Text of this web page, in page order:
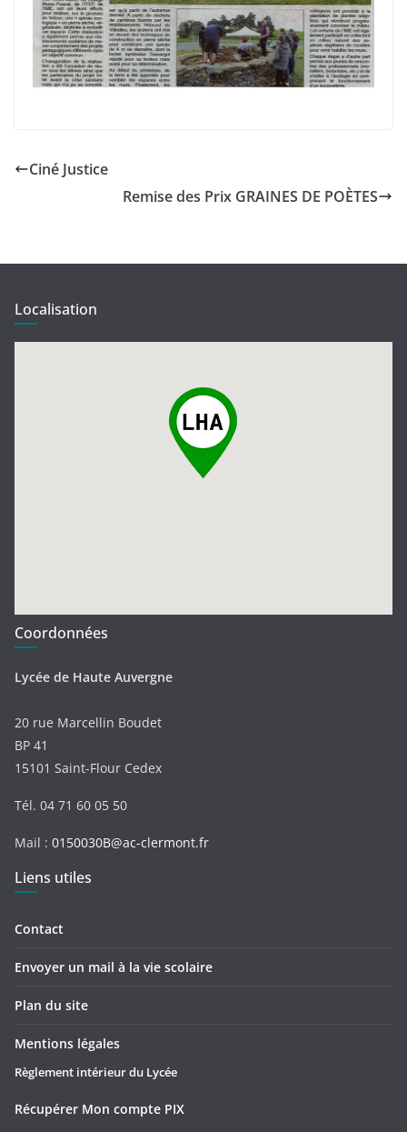
Ciné Justice
Remise des Prix GRAINES DE POÈTES
Localisation
Coordonnées
Lycée de Haute Auvergne
20 rue Marcellin Boudet
BP 41
15101 Saint-Flour Cedex
Tél. 04 71 60 05 50
Mail : 0150030B@ac-clermont.fr
Liens utiles
Contact
Envoyer un mail à la vie scolaire
Plan du site
Mentions légales
Règlement intérieur du Lycée
Récupérer Mon compte PIX